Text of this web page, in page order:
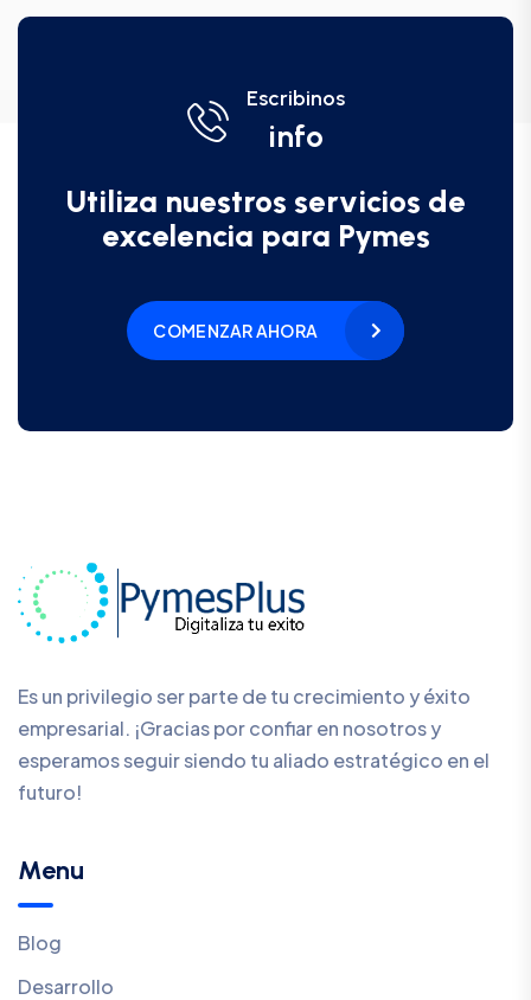
Escribinos
info
Utiliza nuestros servicios de
excelencia para Pymes
COMENZAR AHORA
Es un privilegio ser parte de tu crecimiento y éxito
empresarial. ¡Gracias por confiar en nosotros y
esperamos seguir siendo tu aliado estratégico en el
futuro!
Menu
Blog
Desarrollo